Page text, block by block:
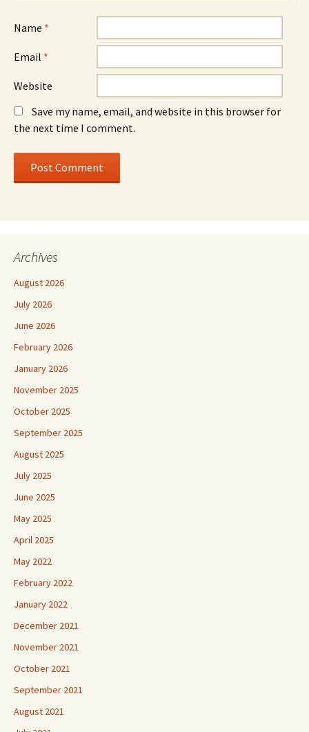
Name *
Email *
Website
Save my name, email, and website in this browser for
the next time I comment.
Archives
August 2026
July 2026
June 2026
February 2026
January 2026
November 2025
October 2025
September 2025
August 2025
July 2025
June 2025
May 2025
April 2025
May 2022
February 2022
January 2022
December 2021
November 2021
October 2021
September 2021
August 2021